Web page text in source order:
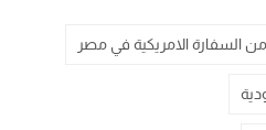
السفارة الامريكية في مصر